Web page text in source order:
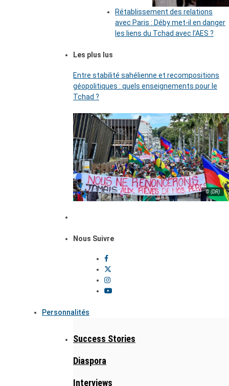
Rétablissement des relations
avec Paris : Déby met-il en danger
les liens du Tchad avec l’AES ?
Les plus lus
Entre stabilité sahélienne et recompositions
géopolitiques : quels enseignements pour le
Tchad ?
© (DR)
Nous Suivre
Personnalités
Success Stories
Diaspora
Interviews